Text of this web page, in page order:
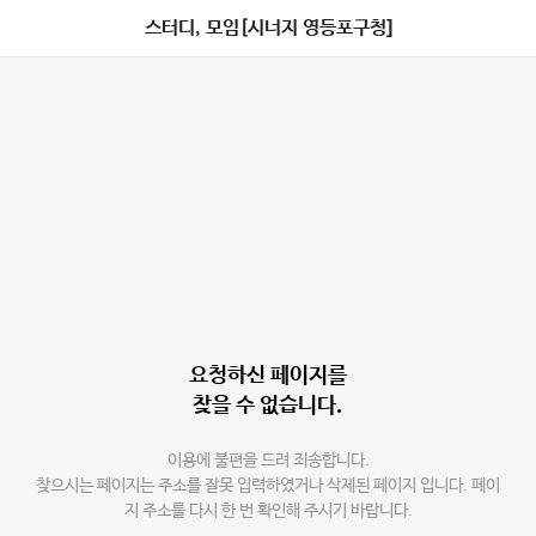
스터디, 모임[시너지 영등포구청]
요청하신 페이지를
찾을 수 없습니다.
이용에 불편을 드려 죄송합니다.
찾으시는 페이지는 주소를 잘못 입력하였거나 삭제된 페이지 입니다. 페이
지 주소를 다시 한 번 확인해 주시기 바랍니다.